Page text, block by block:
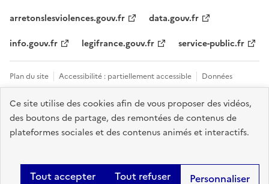
Ce site utilise des cookies afin de vous proposer des vidéos,
des boutons de partage, des remontées de contenus de
plateformes sociales et des contenus animés et interactifs.
Tout accepter Tout refuser Personnaliser
arretonslesviolences.gouv.fr
data.gouv.fr
info.gouv.fr
legifrance.gouv.fr service-public.fr
Plan du site Accessibilité : partiellement accessible
Données
personnelles et cookies
Mentions légales
Tous les contacts et sites
utiles
Gestion des cookies